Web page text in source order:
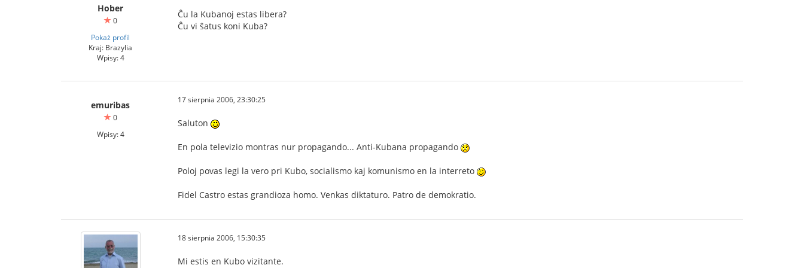
Hober
0
Pokaż profil
Kraj: Brazylia
Wpisy: 4
Ĉu la Kubanoj estas libera?
Ĉu vi ŝatus koni Kuba?
emuribas
0
Wpisy: 4
17 sierpnia 2006, 23:30:25
Saluton
En pola televizio montras nur propagando... Anti-Kubana propagando
Poloj povas legi la vero pri Kubo, socialismo kaj komunismo en la interreto
Fidel Castro estas grandioza homo. Venkas diktaturo. Patro de demokratio.
18 sierpnia 2006, 15:30:35
Mi estis en Kubo vizitante.